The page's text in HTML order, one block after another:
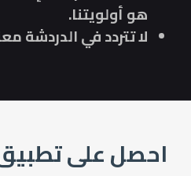
هو أولويتنا.
لا تتردد في الدردشة
احصل على تطبيق